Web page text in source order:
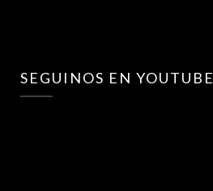
SEGUINOS EN YOUTUBE